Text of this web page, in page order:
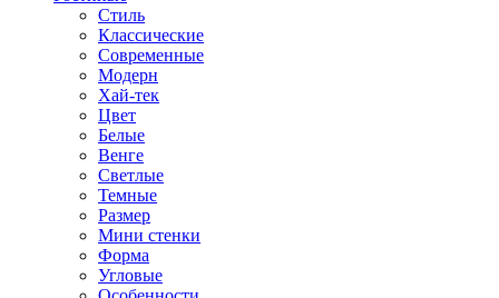
Стиль
Классические
Современные
Модерн
Хай-тек
Цвет
Белые
Венге
Светлые
Темные
Размер
Мини стенки
Форма
Угловые